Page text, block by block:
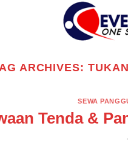
ARCHIVES:
SEWA
Tenda &